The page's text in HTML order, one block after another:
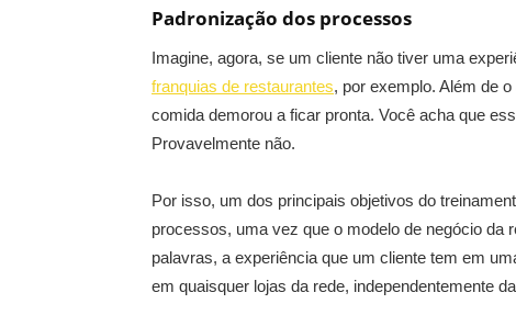
Padronização dos processos
Imagine, agora, se um cliente não tiver uma
franquias de restaurantes, por exemplo. Além de
comida demorou a ficar pronta. Você acha que
Provavelmente não.
Por isso, um dos principais objetivos do
processos, uma vez que o modelo de negócio da
palavras, a experiência que um cliente tem em
em quaisquer lojas da rede, independentemente